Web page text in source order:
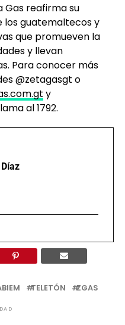
Gas reafirma su
guatemaltecos y
que promueven la
y llevan
Para conocer más
@zetagasgt o
y
al 1792.
TELETÓN ZGAS